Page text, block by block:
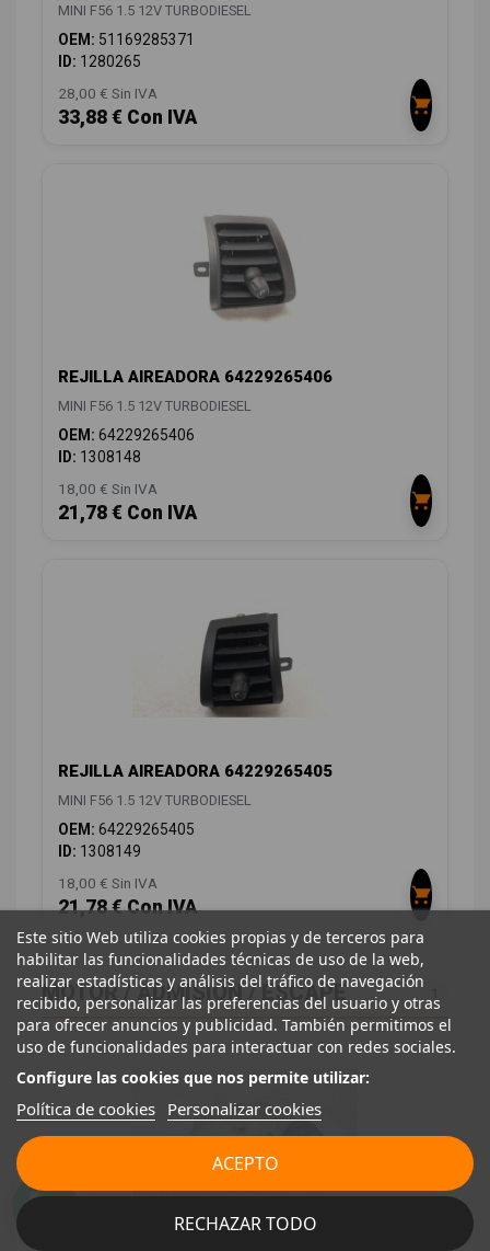
MINI F56 1.5 12V TURBODIESEL
OEM: 51169285371
ID: 1280265
28,00 € Sin IVA
33,88 € Con IVA
REJILLA AIREADORA 64229265406
MINI F56 1.5 12V TURBODIESEL
OEM: 64229265406
ID: 1308148
18,00 € Sin IVA
21,78 € Con IVA
REJILLA AIREADORA 64229265405
MINI F56 1.5 12V TURBODIESEL
OEM: 64229265405
ID: 1308149
18,00 € Sin IVA
21,78 € Con IVA
MOTOR / ADMISIÓN / ESCAPE
Este sitio Web utiliza cookies propias y de terceros para
habilitar las funcionalidades técnicas de uso de la web,
realizar estadísticas y análisis del tráfico de navegación
recibido, personalizar las preferencias del usuario y otras
para ofrecer anuncios y publicidad. También permitimos el
uso de funcionalidades para interactuar con redes sociales.
Configure las cookies que nos permite utilizar:
Política de cookies Personalizar cookies
RECHAZAR TODO
ACEPTO